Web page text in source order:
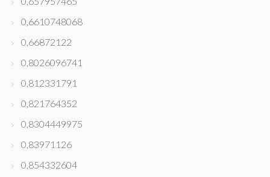
0,6610748068
0,66872122
0,8026096741
0,812331791
0,821764352
0,8304449975
0,83971126
0,854332604